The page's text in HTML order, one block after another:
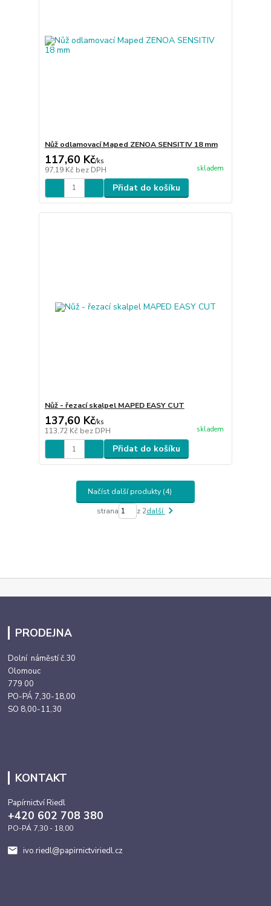
Nůž odlamovací Maped ZENOA SENSITIV 18 mm
117,60 Kč/ks
97,19 Kč bez DPH skladem
Přidat do košíku
Nůž - řezací skalpel MAPED EASY CUT
137,60 Kč/ks
113,72 Kč bez DPH skladem
Přidat do košíku
Načíst další produkty (4)
strana z 2další
PRODEJNA
Dolní náměstí č.30
Olomouc
779 00
PO-PÁ 7,30-18,00
SO 8,00-11,30
KONTAKT
Papírnictví Riedl
+420 602 708 380
PO-PÁ 7,30 - 18,00
ivo.riedl@papirnictviriedl.cz